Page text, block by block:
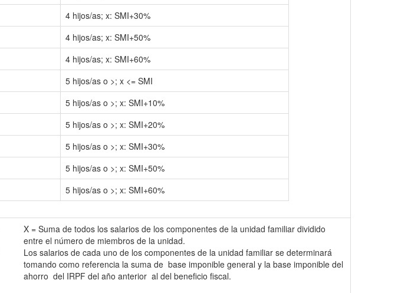
4 hijos/as; x: SMI+30%
4 hijos/as; x: SMI+50%
4 hijos/as; x: SMI+60%
5 hijos/as o >; x <= SMI
5 hijos/as o >; x: SMI+10%
5 hijos/as o >; x: SMI+20%
5 hijos/as o >; x: SMI+30%
5 hijos/as o >; x: SMI+50%
5 hijos/as o >; x: SMI+60%
X = Suma de todos los salarios de los componentes de la unidad familiar dividido
entre el número de miembros de la unidad.
Los salarios de cada uno de los componentes de la unidad familiar se determinará
tomando como referencia la suma de base imponible general y la base imponible del
ahorro del IRPF del año anterior al del beneficio fiscal.